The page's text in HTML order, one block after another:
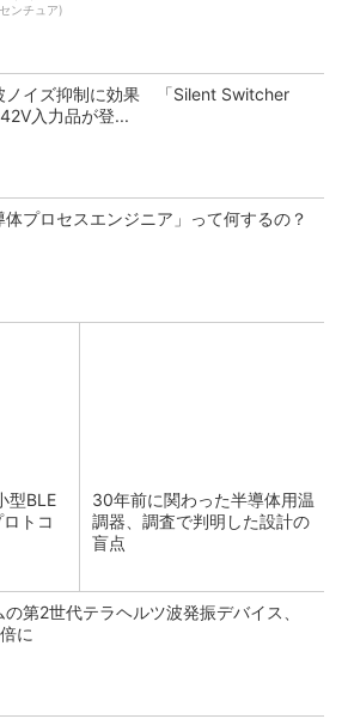
ンチュア)
ノイズ抑制に効果 「Silent Switcher
入力品が登...
体プロセスエンジニア」って何するの？
型BLE
トコ
30年前に関わった半導体用温
調器、調査で判明した設計の
盲点
の第2世代テラヘルツ波発振デバイス、
に